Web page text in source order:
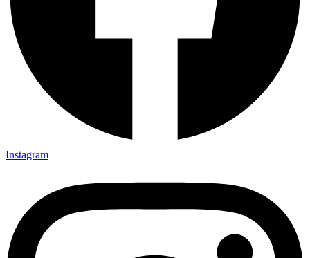
Instagram